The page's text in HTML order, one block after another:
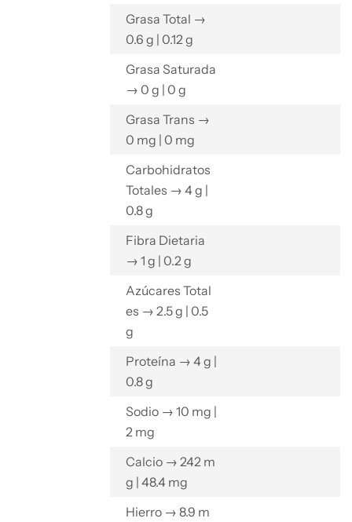
Grasa Total →
0.6 g | 0.12 g
Grasa Saturada
→ 0 g | 0 g
Grasa Trans →
0 mg | 0 mg
Carbohidratos
Totales → 4 g |
0.8 g
Fibra Dietaria
→ 1 g | 0.2 g
Azúcares Total
es → 2.5 g | 0.5
g
Proteína → 4 g |
0.8 g
Sodio → 10 mg |
2 mg
Calcio → 242 m
g | 48.4 mg
Hierro → 8.9 m